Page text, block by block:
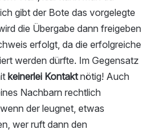
gibt der Bote das vorgelegte
die Übergabe dann freigeben
erfolgt, da die erfolgreiche
werden dürfte. Im Gegensatz
keinerlei Kontaktnötig! Auch
Nachbarn rechtlich
der leugnet, etwas
wer ruft dann den